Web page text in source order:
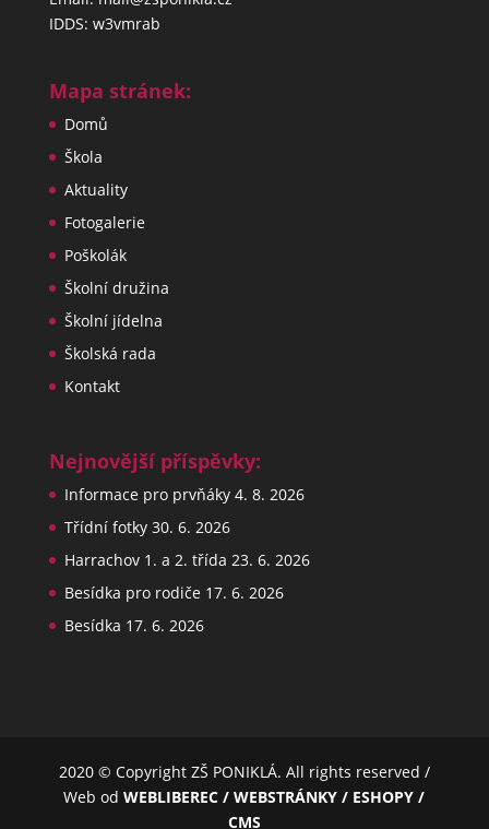
IDDS: w3vmrab
Mapa stránek:
Domů
Škola
Aktuality
Fotogalerie
Poškolák
Školní družina
Školní jídelna
Školská rada
Kontakt
Nejnovější příspěvky:
Informace pro prvňáky 4. 8. 2026
Třídní fotky 30. 6. 2026
Harrachov 1. a 2. třída 23. 6. 2026
Besídka pro rodiče 17. 6. 2026
Besídka 17. 6. 2026
2020 © Copyright ZŠ PONIKLÁ. All rights reserved /
Web odWEBLIBEREC / WEBSTRÁNKY / ESHOPY /
CMS